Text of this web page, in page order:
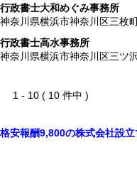
行政書士大和めぐみ事務所
神奈川県横浜市神奈川区三枚
行政書士高水事務所
神奈川県横浜市神奈川区三ツ
1 - 10 ( 10 件中 )
格安報酬9,800の株式会社設